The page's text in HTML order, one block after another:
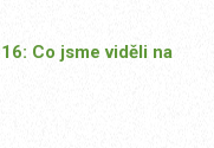
Co jsme viděli na